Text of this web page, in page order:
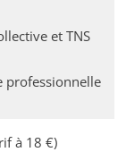
et TNS
professionnelle
à 18 €)